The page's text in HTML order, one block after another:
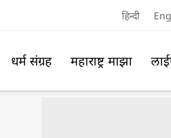
हिन्दी
धर्म संग्रह महाराष्ट्र माझा